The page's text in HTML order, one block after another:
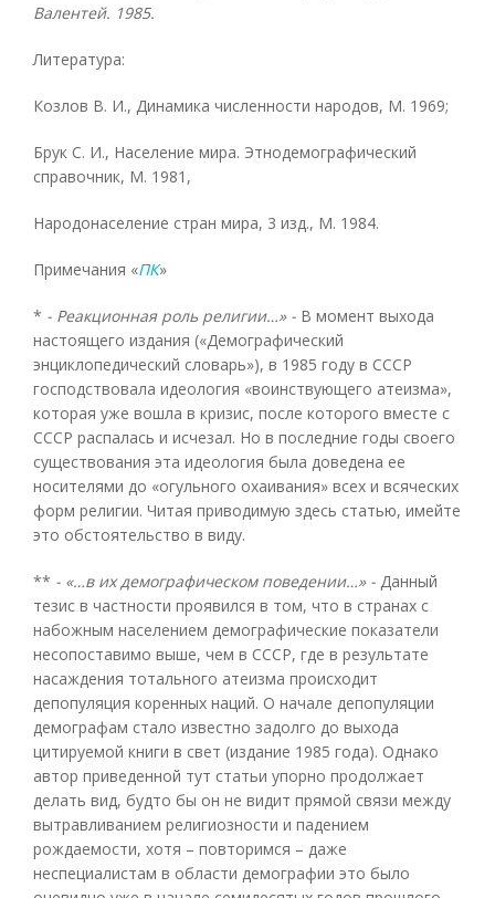
Валентей. 1985.
Литература:
Козлов В. И., Динамика численности народов, М. 1969;
Брук С. И., Население мира. Этнодемографический
справочник, М. 1981,
Народонаселение стран мира, 3 изд., М. 1984.
Примечания «ПК»
* - Реакционная роль религии…» - В момент выхода
настоящего издания («Демографический
энциклопедический словарь»), в 1985 году в СССР
господствовала идеология «воинствующего атеизма»,
которая уже вошла в кризис, после которого вместе с
СССР распалась и исчезал. Но в последние годы своего
существования эта идеология была доведена ее
носителями до «огульного охаивания» всех и всяческих
форм религии. Читая приводимую здесь статью, имейте
это обстоятельство в виду.
** - «…в их демографическом поведении…» - Данный
тезис в частности проявился в том, что в странах с
набожным населением демографические показатели
несопоставимо выше, чем в СССР, где в результате
насаждения тотального атеизма происходит
депопуляция коренных наций. О начале депопуляции
демографам стало известно задолго до выхода
цитируемой книги в свет (издание 1985 года). Однако
автор приведенной тут статьи упорно продолжает
делать вид, будто бы он не видит прямой связи между
вытравливанием религиозности и падением
рождаемости, хотя – повторимся – даже
неспециалистам в области демографии это было